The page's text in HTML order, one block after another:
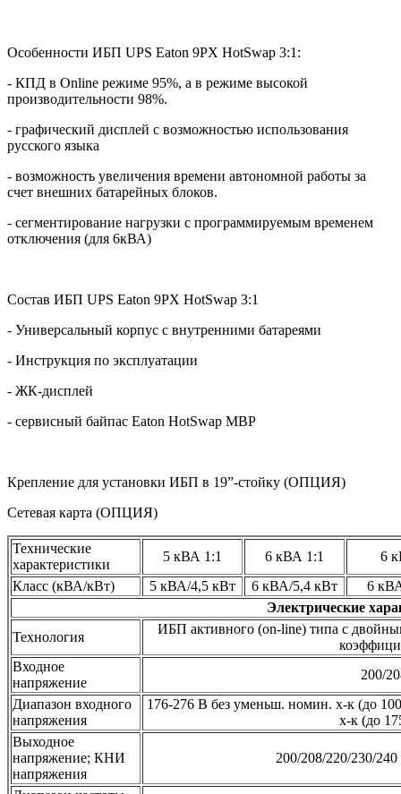
Особенности ИБП UPS Eaton 9PX HotSwap 3:1:
- КПД в Online режиме 95%, а в режиме высокой
производительности 98%.
- графический дисплей с возможностью использования
русского языка
- возможность увеличения времени автономной работы за
счет внешних батарейных блоков.
- сегментирование нагрузки с программируемым временем
отключения (для 6кВА)
Состав ИБП UPS Eaton 9PX HotSwap 3:1
- Универсальный корпус с внутренними батареями
- Инструкция по эксплуатации
- ЖК-дисплей
- сервисный байпас Eaton HotSwap MBP
Крепление для установки ИБП в 19”-стойку (ОПЦИЯ)
Сетевая карта (ОПЦИЯ)
Технические
характеристики
5 кВА 1:1 6 кВА 1:1
6
Класс (кВА/кВт)
5 кВА/4,5 кВт 6 кВА/5,4 кВт
6
Электрические
Технология
ИБП активного (оn-line) типа с
Входное
напряжение
200/
Диапазон входного
напряжения
176-276 В без уменьш. номин. х-к (до
х-к (до
Выходное
напряжение; КНИ
напряжения
200/208/220/230/